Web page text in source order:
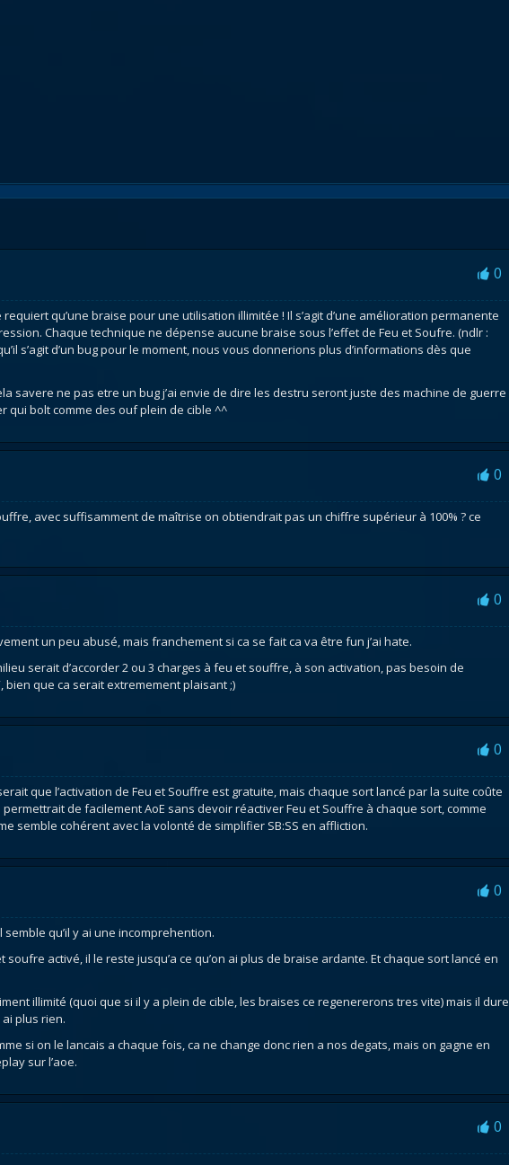
0
qu’une braise pour une utilisation illimitée ! Il s’agit d’une amélioration permanente
Chaque technique ne dépense aucune braise sous l’effet de Feu et Soufre. (ndlr :
s’agit d’un bug pour le moment, nous vous donnerions plus d’informations dès que
savere ne pas etre un bug j’ai envie de dire les destru seront juste des machine de guerre
qui bolt comme des ouf plein de cible ^^
0
avec suffisamment de maîtrise on obtiendrait pas un chiffre supérieur à 100% ? ce
0
un peu abusé, mais franchement si ca se fait ca va être fun j’ai hate.
serait d’accorder 2 ou 3 charges à feu et souffre, à son activation, pas besoin de
bien que ca serait extremement plaisant ;)
0
que l’activation de Feu et Souffre est gratuite, mais chaque sort lancé par la suite coûte
de facilement AoE sans devoir réactiver Feu et Souffre à chaque sort, comme
semble cohérent avec la volonté de simplifier SB:SS en affliction.
0
semble qu’il y ai une incomprehention.
soufre activé, il le reste jusqu’a ce qu’on ai plus de braise ardante. Et chaque sort lancé en
illimité (quoi que si il y a plein de cible, les braises ce regenererons tres vite) mais il dure
ai plus rien.
si on le lancais a chaque fois, ca ne change donc rien a nos degats, mais on gagne en
sur l’aoe.
0